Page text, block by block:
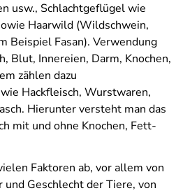
usw., Schlachtgeflügel wie
Haarwild (Wildschwein,
Beispiel Fasan). Verwendung
Blut, Innereien, Darm, Knochen,
zählen dazu
Hackfleisch, Wurstwaren,
Hierunter versteht man das
mit und ohne Knochen, Fett-
Faktoren ab, vor allem von
Geschlecht der Tiere, von